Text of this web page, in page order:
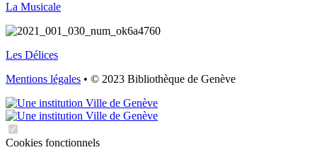
La Musicale
Les Délices
Mentions légales • © 2023 Bibliothèque de Genève
Cookies fonctionnels